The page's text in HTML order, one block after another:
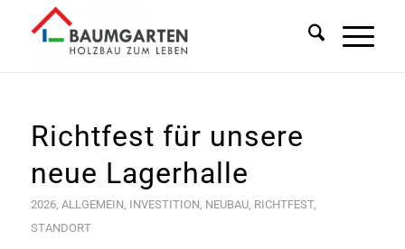
Richtfest für unsere
neue Lagerhalle
2026, ALLGEMEIN, INVESTITION, NEUBAU, RICHTFEST,
STANDORT